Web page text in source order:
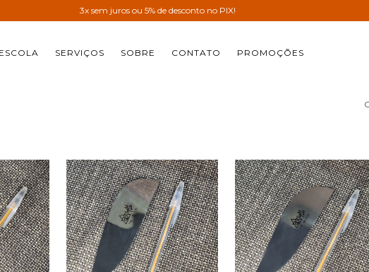
3x sem juros ou 5% de desconto no PIX!
ESCOLA SERVIÇOS SOBRE CONTATO PROMOÇÕES